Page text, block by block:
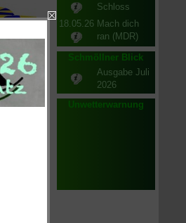
Schloss
18.05.26 Mach dich
ran (MDR)
Schmöllner Blick
Ausgabe Juli
2026
Unwetterwarnung